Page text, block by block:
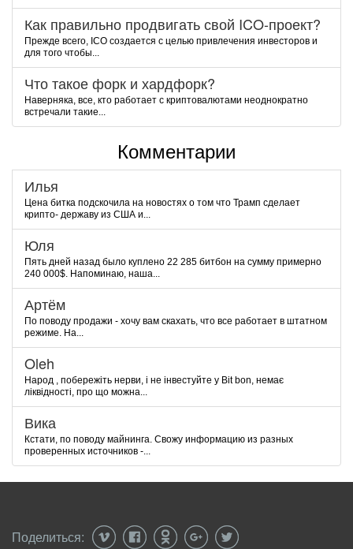
Как правильно продвигать свой ICO-проект?
Прежде всего, ICO создается с целью привлечения инвесторов и
для того чтобы...
Что такое форк и хардфорк?
Наверняка, все, кто работает с криптовалютами неоднократно
встречали такие...
Комментарии
Илья
Цена битка подскочила на новостях о том что Трамп сделает
крипто- державу из США и...
Юля
Пять дней назад было куплено 22 285 битбон на сумму примерно
240 000$. Напоминаю, наша...
Артём
По поводу продажи - хочу вам скахать, что все работает в штатном
режиме. На...
Oleh
Народ , побережіть нерви, і не інвестуйте у Bit bon, немає
ліквідності, про що можна...
Вика
Кстати, по поводу майнинга. Свожу информацию из разных
проверенных источников -...
Поделиться: